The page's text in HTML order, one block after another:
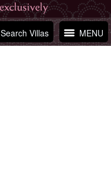
MENU
Search Villas